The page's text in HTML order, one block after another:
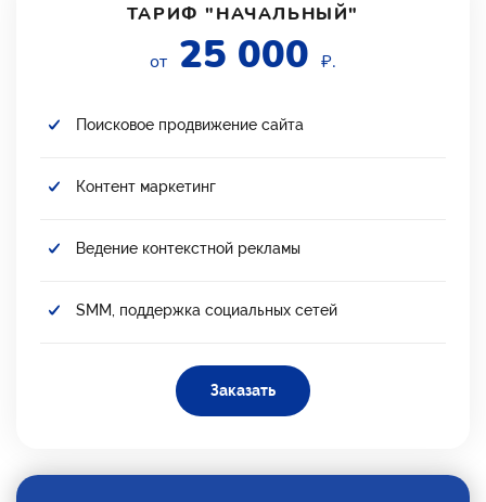
ТАРИФ "НАЧАЛЬНЫЙ"
от 25 000 ₽.
Поисковое продвижение сайта
Контент маркетинг
Ведение контекстной рекламы
SMM, поддержка социальных сетей
Заказать